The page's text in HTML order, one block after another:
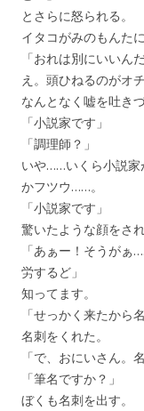
とさらに怒られる。
イタコがみのもんた
「おれは別にいいん
え。頭ひねるのがオ
なんとなく嘘を吐き
「小説家です」
「調理師？」
いや……いくら小説家
かフツウ……。
「小説家です」
驚いたような顔をされ
「あぁー！そうが
労するど」
知ってます。
「せっかく来たから
名刺をくれた。
「で、おにいさん。
「筆名ですか？」
ぼくも名刺を出す。